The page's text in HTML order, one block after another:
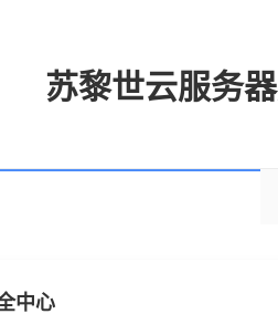
苏黎世云服务
中心